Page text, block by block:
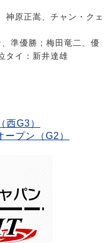
神原正嵩、チャン・クェ
準優勝；梅田竜二、優
タイ：新井達雄
西G3）
プン（G2）